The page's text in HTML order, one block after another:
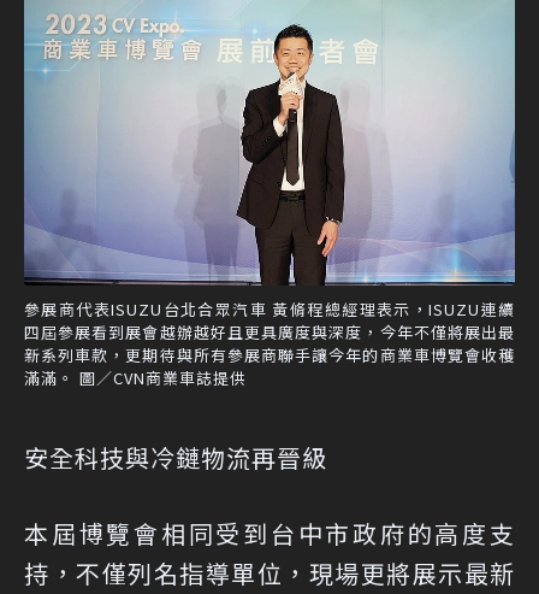
參展商代表ISUZU台北合眾汽車 黃脩程總經理表示，ISUZU連續
四屆參展看到展會越辦越好且更具廣度與深度，今年不僅將展出最
新系列車款，更期待與所有參展商聯手讓今年的商業車博覽會收穫
滿滿。 圖／CVN商業車誌提供
安全科技與冷鏈物流再晉級
本屆博覽會相同受到台中市政府的高度支
持，不僅列名指導單位，現場更將展示最新